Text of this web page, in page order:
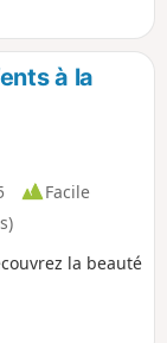
à Notre-Dame
le 17
à la
Facile
la beauté